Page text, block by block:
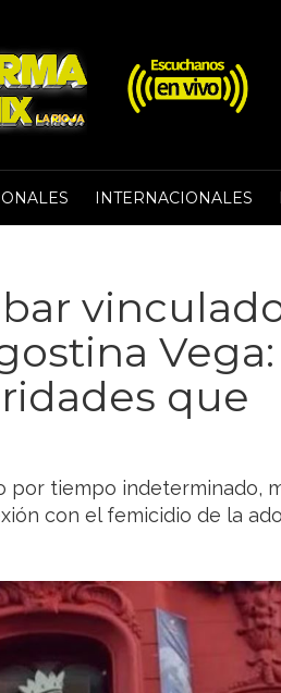
INTERNACIONALES
Vega:
que
por tiempo indeterminado,
con el femicidio de la